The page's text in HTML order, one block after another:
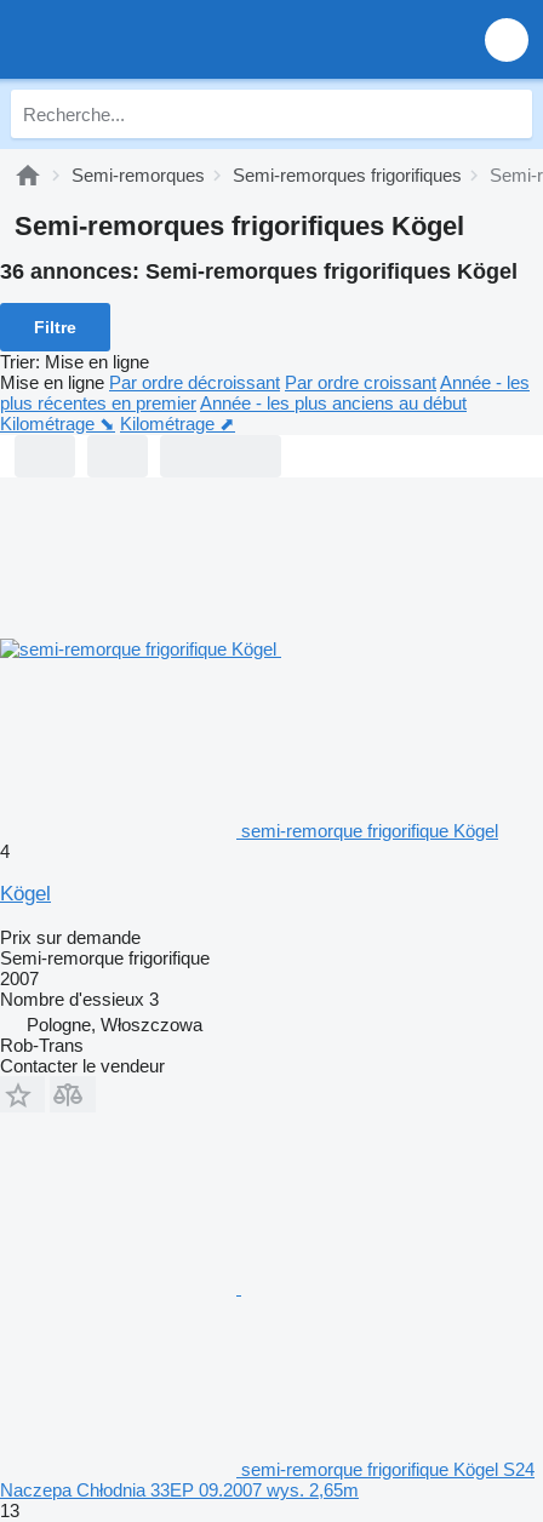
Semi-remorques Semi-remorques frigorifiques Semi-
Semi-remorques frigorifiques Kögel
36 annonces: Semi-remorques frigorifiques Kögel
Filtre
Trier: Mise en ligne
Mise en ligne Par ordre décroissant Par ordre croissantAnnée - les
plus récentes en premierAnnée - les plus anciens au début
Kilométrage ⬊ Kilométrage ⬈
semi-remorque frigorifique Kögel
4
Kögel
Prix sur demande
Semi-remorque frigorifique
2007
Nombre d'essieux 3
Pologne, Włoszczowa
Rob-Trans
Contacter le vendeur
semi-remorque frigorifique Kögel S24
Naczepa Chłodnia 33EP 09.2007 wys. 2,65m
13